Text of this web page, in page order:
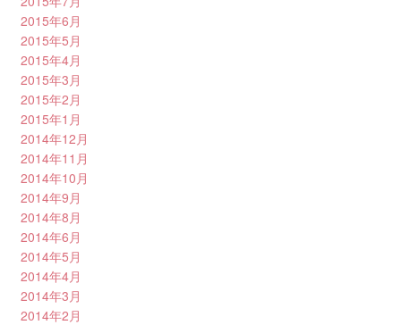
2015年6月
2015年5月
2015年4月
2015年3月
2015年2月
2015年1月
2014年12月
2014年11月
2014年10月
2014年9月
2014年8月
2014年6月
2014年5月
2014年4月
2014年3月
2014年2月